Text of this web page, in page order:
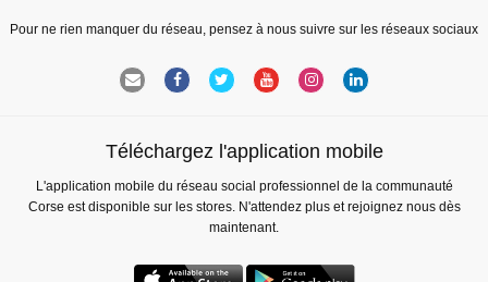
Pour ne rien manquer du réseau, pensez à nous suivre sur les réseaux sociaux
Téléchargez l'application mobile
L'application mobile du réseau social professionnel de la communauté
Corse est disponible sur les stores. N'attendez plus et rejoignez nous dès
maintenant.